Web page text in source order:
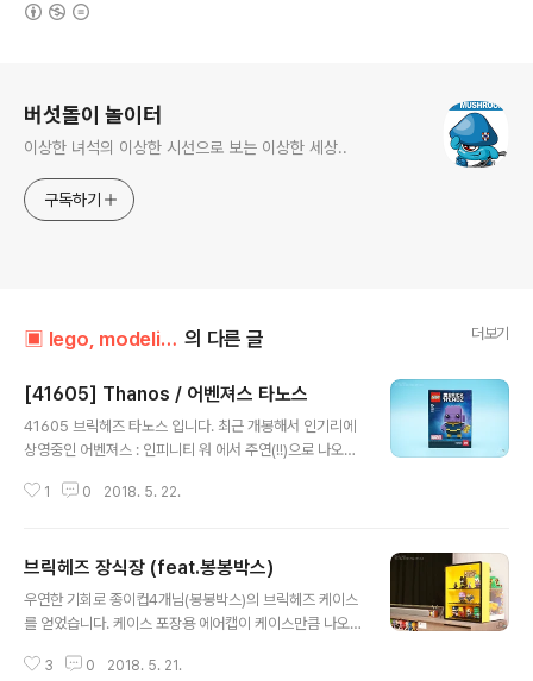
버섯돌이 놀이터
이상한 녀석의 이상한 시선으로 보는 이상한 세상..
구독하기
▣ lego, modeling../┗ 잡식레고방 의 다른 글 더보기
[41605] Thanos / 어벤져스 타노스
41605 브릭헤즈 타노스 입니다. 최근 개봉해서 인기리에
상영중인 어벤져스 : 인피니티 워 에서 주연(!!)으로 나오죠.
나 너무 귀여워서!!! 타노스만 구매했네요. 소박스니 간단한
네요. 당연히 모두 프린팅인 브릭헤즈. 사실 브릭헤즈에 스
티커 쓰면 정말 퀄리티 너무 떨어져요. 타노스다보니 보라
색이 주색. 아, 벌써 귀엽네요. 타노스에 저 표정이라니!! ㅋ
다. 살짝 안쪽으로 넣어준 효과죠. 대망의 인피니티 건틀릿.
1 0 2018. 5. 22.
브릭헤즈 장식장 (feat.봉봉박스)
우연한 기회로 종이컵4개님(봉봉박스)의 브릭헤즈 케이스
를 얻었습니다. 케이스 포장용 에어캡이 케이스만큼 나오
있습니다. 저 비닐 다 떼어주면 깨끗한 케이스가 나오죠. ^^
3 0 2018. 5. 21.